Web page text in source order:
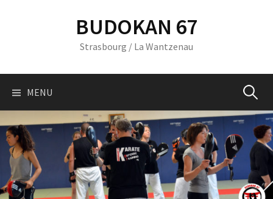
BUDOKAN 67
Strasbourg / La Wantzenau
MENU